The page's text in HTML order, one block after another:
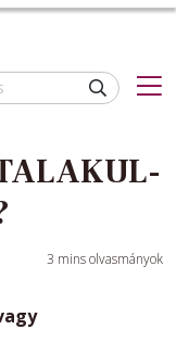
3 mins olvasmányok